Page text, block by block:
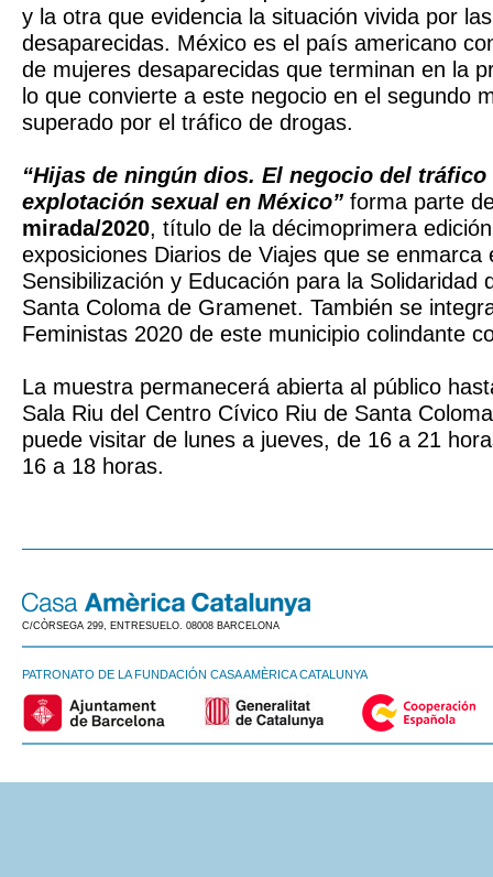
y la otra que evidencia la situación vivida por
desaparecidas. México es el país americano
de mujeres desaparecidas que terminan en la
lo que convierte a este negocio en el segundo
superado por el tráfico de drogas.
“Hijas de ningún dios. El negocio del
explotación sexual en México” forma parte
mirada/2020, título de la décimoprimera
exposiciones Diarios de Viajes que se enmarca
Sensibilización y Educación para la Solidaridad
Santa Coloma de Gramenet. También se
Feministas 2020 de este municipio colindante
La muestra permanecerá abierta al público
Sala Riu del Centro Cívico Riu de Santa
puede visitar de lunes a jueves, de 16 a 21
16 a 18 horas.
C/CÒRSEGA 299, ENTRESUELO. 08008 BARCELONA
PATRONATO DE LA FUNDACIÓN CASA AMÈRICA CATALUNYA